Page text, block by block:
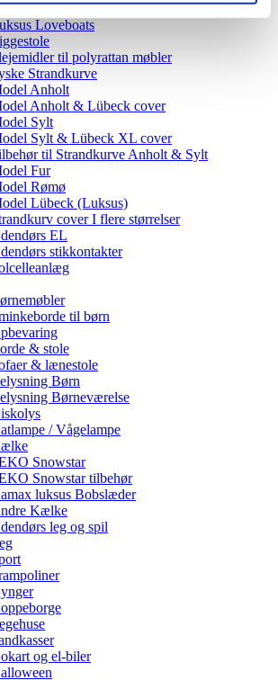
Loveboats
til polyrattan møbler
Strandkurve
Anholt
Anholt & Lübeck cover
Sylt
Sylt & Lübeck XL cover
til Strandkurve Anholt & Sylt
Fur
Rømø
Lübeck (Luksus)
cover I flere størrelser
EL
stikkontakter
til børn
& stole
& lænestole
Børn
Børneværelse
/ Vågelampe
Snowstar
Snowstar tilbehør
luksus Bobslæder
Kælke
leg og spil
og el-biler